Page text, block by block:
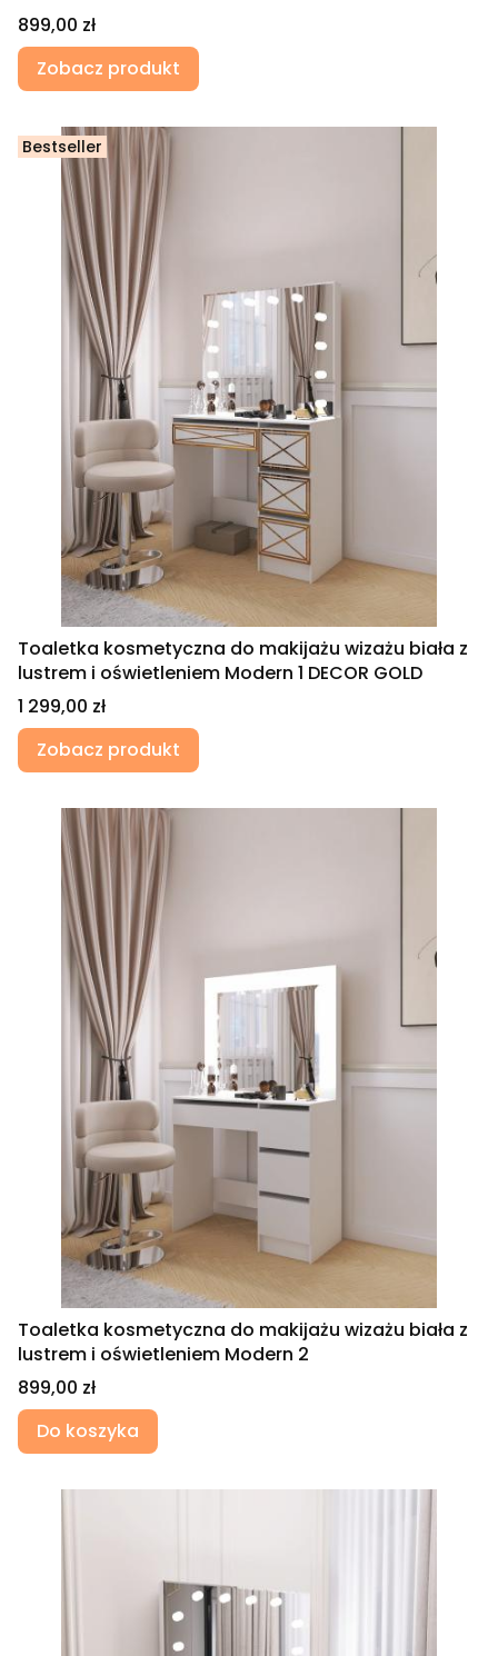
Cena
899,00 zł
Zobacz produkt
Bestseller
Toaletka kosmetyczna do makijażu wizażu biała z
lustrem i oświetleniem Modern 1 DECOR GOLD
Cena
1 299,00 zł
Zobacz produkt
Toaletka kosmetyczna do makijażu wizażu biała z
lustrem i oświetleniem Modern 2
Cena
899,00 zł
Do koszyka